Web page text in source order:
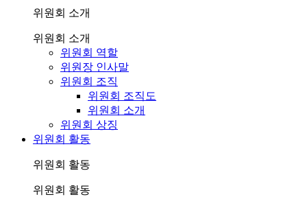
위원회 소개
위원회 소개
위원회 역할
위원장 인사말
위원회 조직
위원회 조직도
위원회 소개
위원회 상징
위원회 활동
위원회 활동
위원회 활동